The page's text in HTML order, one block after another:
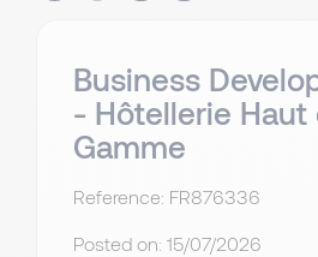
Business
- Hôtellerie Haut
Gamme
Reference: FR876336
Posted on: 15/07/2026